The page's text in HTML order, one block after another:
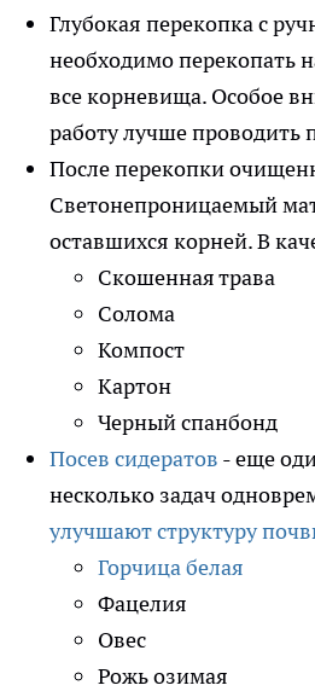
Глубокая перекопка с
необходимо перекопать
все корневища. Особое
работу лучше проводить
После перекопки
Светонепроницаемый
оставшихся корней. В
Скошенная трава
Солома
Компост
Картон
Черный спанбонд
Посев сидератов - еще
несколько задач
улучшают структуру
Горчица белая
Фацелия
Овес
Рожь озимая